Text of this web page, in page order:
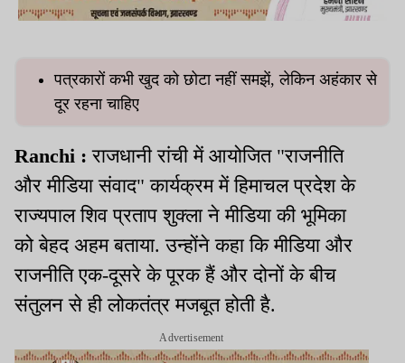
पत्रकारों कभी खुद को छोटा नहीं समझें, लेकिन अहंकार से
दूर रहना चाहिए
Ranchi :राजधानी रांची में आयोजित "राजनीति
और मीडिया संवाद" कार्यक्रम में हिमाचल प्रदेश के
राज्यपाल शिव प्रताप शुक्ला ने मीडिया की भूमिका
को बेहद अहम बताया. उन्होंने कहा कि मीडिया और
राजनीति एक-दूसरे के पूरक हैं और दोनों के बीच
संतुलन से ही लोकतंत्र मजबूत होती है.
Advertisement